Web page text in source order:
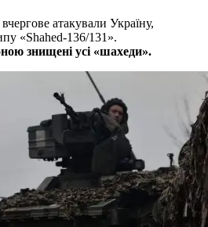
атакували Україну,
«Shahed-136/131».
знищені усі «шахеди».